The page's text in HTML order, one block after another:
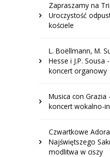
Zapraszamy na
Uroczystość
kościele
L. Boëllmann, M.
Hesse i J.P. Sousa
koncert organowy
Musica con
koncert wokalno-
Czwartkowe
Najświętszego
modlitwa w ciszy